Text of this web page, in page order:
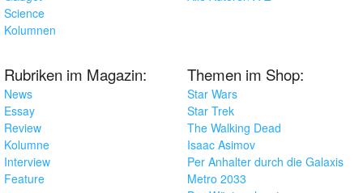
Science
Kolumnen
Rubriken im Magazin:
News
Essay
Review
Kolumne
Interview
Feature
Themen im Shop:
Star Wars
Star Trek
The Walking Dead
Isaac Asimov
Per Anhalter durch die Galaxis
Metro 2033